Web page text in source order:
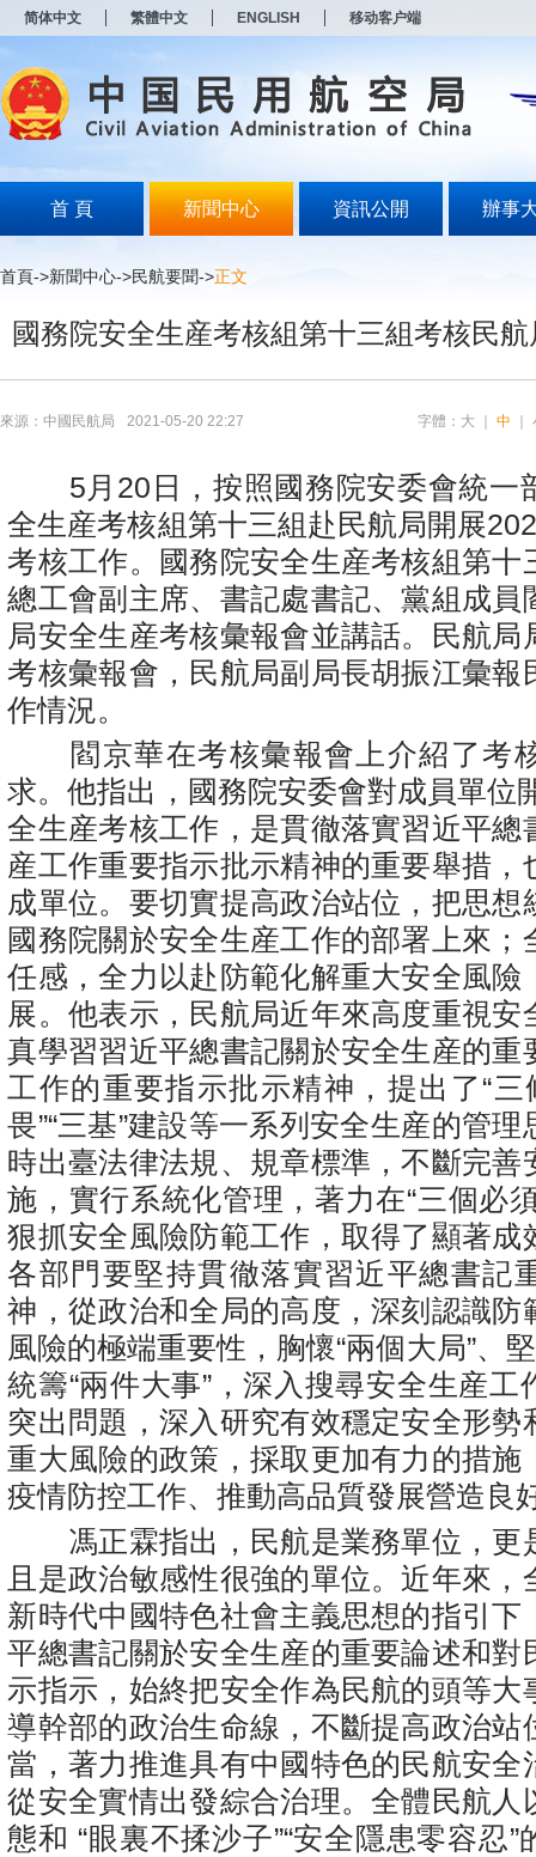
简体中文 繁體中文 ENGLISH 移动客户端
首 頁 新聞中心 資訊公開 辦事
首頁->新聞中心->民航要聞->正文
國務院安全生産考核組第十三組考核民
來源：中國民航局 2021-05-20 22:27 字體： 大 中
5月20日，按照國務院安委會統一
全生産考核組第十三組赴民航局開展
考核工作。國務院安全生産考核組第十
總工會副主席、書記處書記、黨組成員
局安全生産考核彙報會並講話。民航局
考核彙報會，民航局副局長胡振江彙報
作情況。
閻京華在考核彙報會上介紹了考
求。他指出，國務院安委會對成員單位
全生産考核工作，是貫徹落實習近平總
産工作重要指示批示精神的重要舉措，
成單位。要切實提高政治站位，把思想
國務院關於安全生産工作的部署上來；
任感，全力以赴防範化解重大安全風險
展。他表示，民航局近年來高度重視安
真學習習近平總書記關於安全生産的重
工作的重要指示批示精神，提出了“三
畏”“三基”建設等一系列安全生産的管
時出臺法律法規、規章標準，不斷完善
施，實行系統化管理，著力在“三個必
狠抓安全風險防範工作，取得了顯著成
各部門要堅持貫徹落實習近平總書記
神，從政治和全局的高度，深刻認識防
風險的極端重要性，胸懷“兩個大局”、
統籌“兩件大事”，深入搜尋安全生産工
突出問題，深入研究有效穩定安全形勢
重大風險的政策，採取更加有力的措施
疫情防控工作、推動高品質發展營造良
馮正霖指出，民航是業務單位，更
且是政治敏感性很強的單位。近年來，
新時代中國特色社會主義思想的指引下
平總書記關於安全生産的重要論述和對
示指示，始終把安全作為民航的頭等大
導幹部的政治生命線，不斷提高政治站
當，著力推進具有中國特色的民航安全
從安全實情出發綜合治理。全體民航人
態和 “眼裏不揉沙子”“安全隱患零容忍
打
开
无
障
说
按
Alt
浪
开